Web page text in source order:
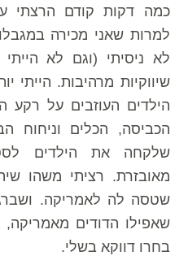
כמה דקות קודם הרצתי
למרות שאני מכירה
לא ניסיתי (וגם לא
שיווקיות מרהיבות.
הילדים העוזבים על רקע
הכביסה, הכלים וניחוח
שלקחה את הילדים
מאובזרת. רציתי משהו
שטסה לה לאמריקה.
שאפילו הדודים
בחרו דווקא בשלי.